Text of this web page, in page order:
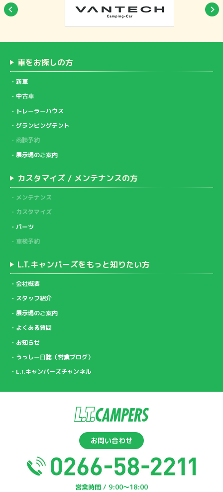
車をお探しの方
新車
中古車
トレーラーハウス
グランピングテント
商談予約
展示場のご案内
カスタマイズ / メンテナンスの方
メンテナンス
カスタマイズ
パーツ
車検予約
L.T.キャンパーズをもっと知りたい方
会社概要
スタッフ紹介
展示場のご案内
よくある質問
お知らせ
うっしー日誌（営業ブログ）
L.T.キャンパーズチャンネル
お問い合わせ
営業時間 / 9:00〜18:00